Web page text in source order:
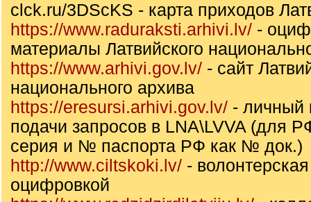
clck.ru/3DScKS - карта приходов
https://www.raduraksti.arhivi.lv/ -
материалы Латвийского
https://www.arhivi.gov.lv/ - сайт
национального архива
https://eresursi.arhivi.gov.lv/ - личный
подачи запросов в LNA\LVVA (для
серия и № паспорта РФ как № док.)
http://www.ciltskoki.lv/ -
оцифровкой